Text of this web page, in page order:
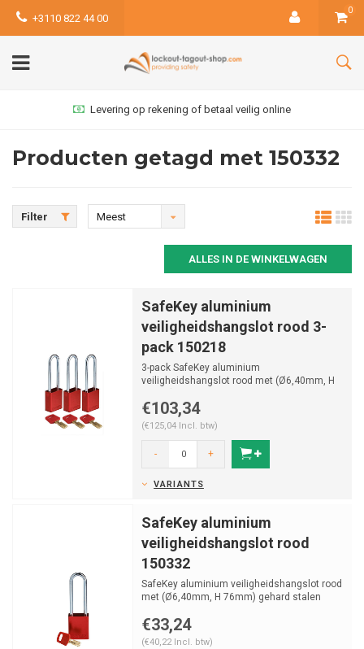
+3110 822 44 00
0
Levering op rekening of betaal veilig online
Producten getagd met 150332
Filter
Meest
ALLES IN DE WINKELWAGEN
SafeKey aluminium
veiligheidshangslot rood 3-
pack 150218
3-pack SafeKey aluminium
veiligheidshangslot rood met (Ø6,40mm, H
€103,34
(€125,04 Incl. btw)
- +
VARIANTS
SafeKey aluminium
veiligheidshangslot rood
150332
SafeKey aluminium veiligheidshangslot rood
met (Ø6,40mm, H 76mm) gehard stalen
€33,24
(€40,22 Incl. btw)